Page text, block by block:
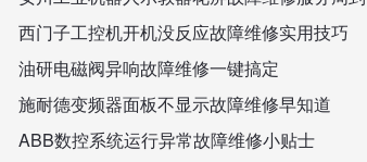
西门子工控机开机没反应故障维修实用技巧
油研电磁阀异响故障维修一键搞定
施耐德变频器面板不显示故障维修早知道
ABB数控系统运行异常故障维修小贴士